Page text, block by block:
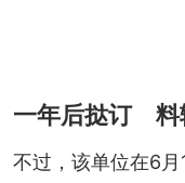
一年后挞订 料
不过，该单位在6